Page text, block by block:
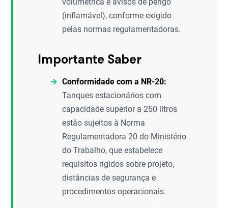
(inflamável), conforme exigido
pelas normas regulamentadoras.
Importante Saber
Conformidade com a NR-20:
Tanques estacionários com
capacidade superior a 250 litros
estão sujeitos à Norma
Regulamentadora 20 do Ministério
do Trabalho, que estabelece
requisitos rígidos sobre projeto,
distâncias de segurança e
procedimentos operacionais.